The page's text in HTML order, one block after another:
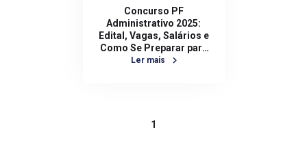
Concurso PF
Administrativo 2025:
Edital, Vagas, Salários e
Como Se Preparar para
Passar
Ler mais
1